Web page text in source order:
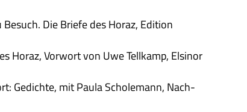
Die Briefe des Horaz, Edi­tion
Horaz, Vor­wort von Uwe Tell­kamp, Elsi­nor
Gedichte, mit Paula Schole­mann, Nach­